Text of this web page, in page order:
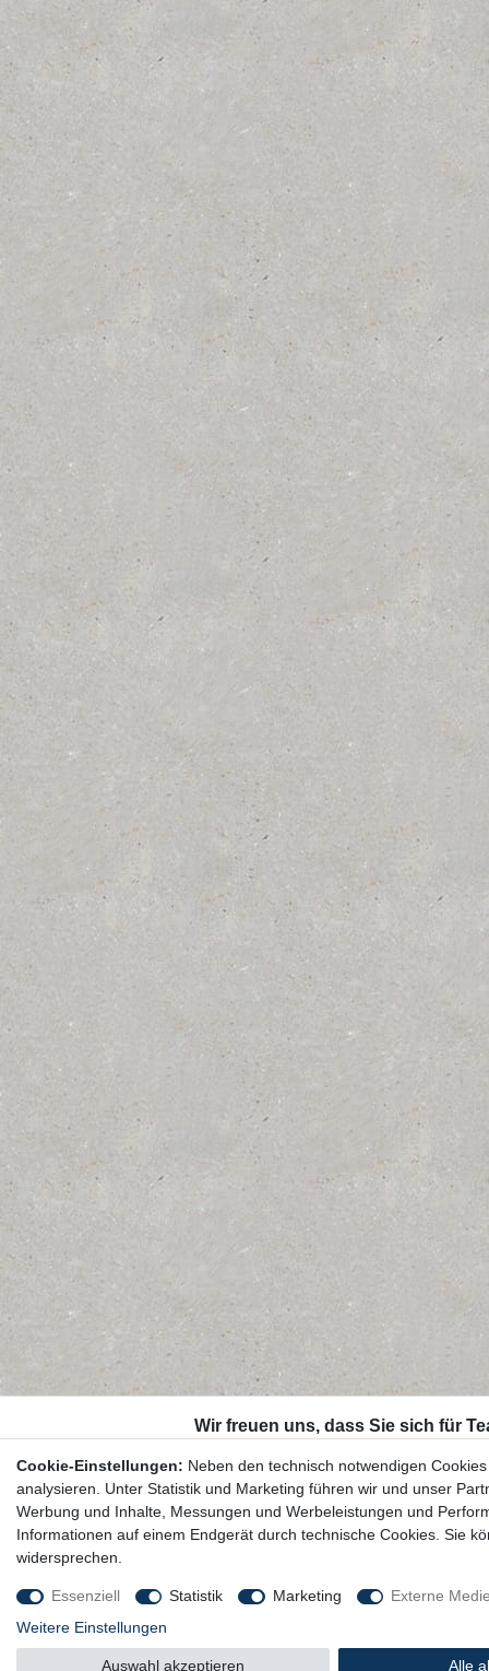
Cookie-Einstellungen: Neben den technisch notwendigen
analysieren. Unter Statistik und Marketing führen wir und unser
Werbung und Inhalte, Messungen und Werbeleistungen und
Informationen auf einem Endgerät durch technische Cookies. Sie
widersprechen.
Essenziell Statistik Marketing
Externe
Weitere Einstellungen
Alle
Auswahl akzeptieren